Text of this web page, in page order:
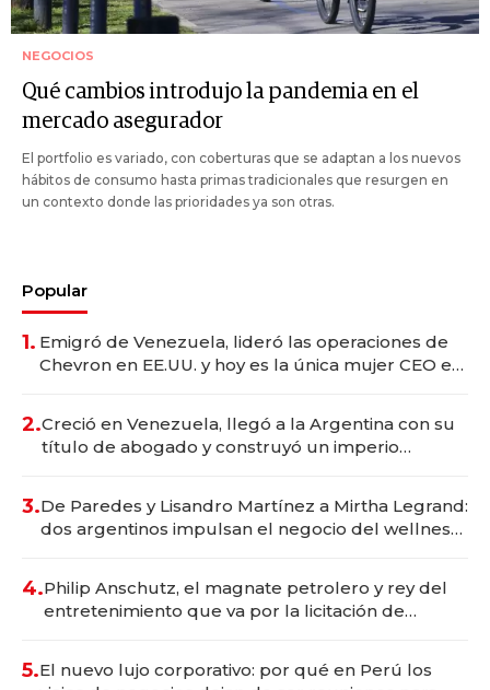
NEGOCIOS
Qué cambios introdujo la pandemia en el
mercado asegurador
El portfolio es variado, con coberturas que se adaptan a los nuevos
hábitos de consumo hasta primas tradicionales que resurgen en
un contexto donde las prioridades ya son otras.
Popular
1. Emigró de Venezuela, lideró las operaciones de
Chevron en EE.UU. y hoy es la única mujer CEO en
2.Creció en Venezuela, llegó a la Argentina con su
título de abogado y construyó un imperio
3.De Paredes y Lisandro Martínez a Mirtha Legrand:
dos argentinos impulsan el negocio del wellness
4.Philip Anschutz, el magnate petrolero y rey del
entretenimiento que va por la licitación de
5.El nuevo lujo corporativo: por qué en Perú los